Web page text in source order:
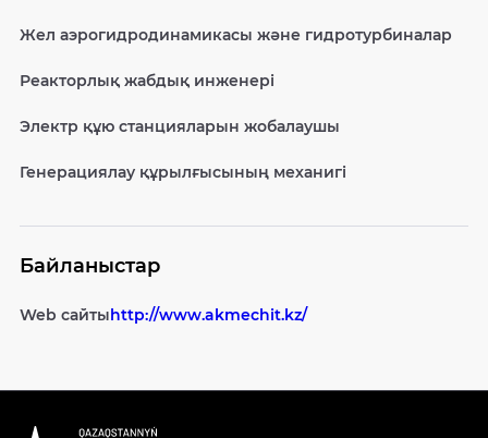
Жел аэрогидродинамикасы және гидротурбиналар
Реакторлық жабдық инженері
Электр құю станцияларын жобалаушы
Генерациялау құрылғысының механигі
Байланыстар
Web сайтыhttp://www.akmechit.kz/